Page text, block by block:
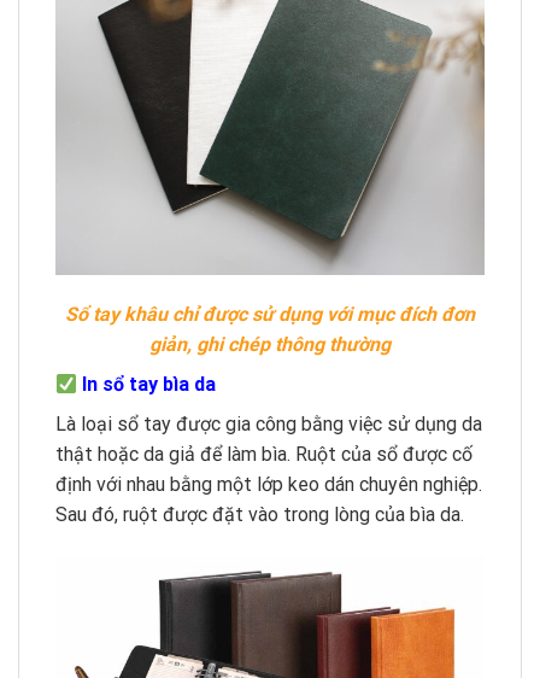
Sổ tay khâu chỉ được sử dụng với mục đích đơn
giản, ghi chép thông thường
In sổ tay bìa da
Là loại sổ tay được gia công bằng việc sử dụng da
thật hoặc da giả để làm bìa. Ruột của sổ được cố
định với nhau bằng một lớp keo dán chuyên nghiệp.
Sau đó, ruột được đặt vào trong lòng của bìa da.